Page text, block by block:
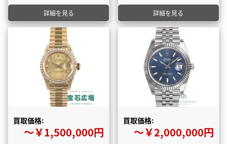
詳細を見る 詳細を見る
買取価格:
〜￥1,500,000円
買取価格:
〜￥2,000,000円